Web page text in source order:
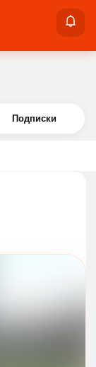
Войти
Подписки